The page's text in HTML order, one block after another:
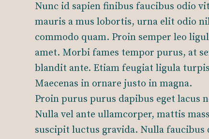
Nunc id sapien finibus faucibus odio
mauris a mus lobortis, urna elit odio
commodo quam. Proin semper leo
amet. Morbi fames tempor purus, at
blandit ante. Etiam feugiat ligula
Maecenas in ornare justo in magna.
Proin purus purus dapibus eget lacus
Nulla vel ante ullamcorper, mattis
suscipit luctus gravida. Nulla faucibus